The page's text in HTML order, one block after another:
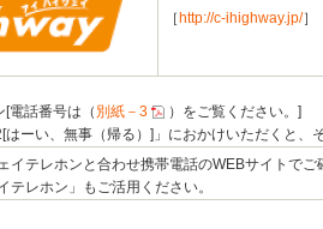
［ http://c-ihighway.jp/］
電話番号は（ 別紙－3
）をご覧ください。]
ーい、無事（帰る）]」におかけいただくと
イテレホンと合わせ携帯電話のWEBサイトでご
テレホン」もご活用ください。